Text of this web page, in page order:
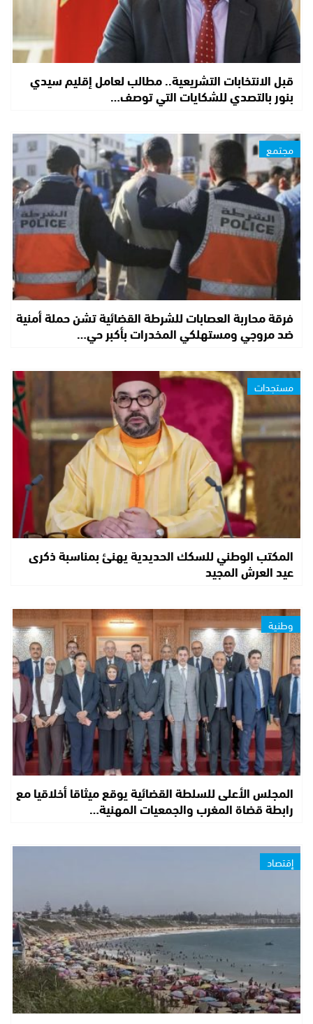
قبل الانتخابات التشريعية.. مطالب لعامل إقليم سيدي
بنور بالتصدي للشكايات التي توصف…
مجتمع
فرقة محاربة العصابات للشرطة القضائية تشن حملة أمنية
ضد مروجي ومستهلكي المخدرات بأكبر حي…
مستجدات
المكتب الوطني للسكك الحديدية يهنئ بمناسبة ذكرى
عيد العرش المجيد
وطنية
المجلس الأعلى للسلطة القضائية يوقع ميثاقا أخلاقيا مع
رابطة قضاة المغرب والجمعيات المهنية…
إقتصاد